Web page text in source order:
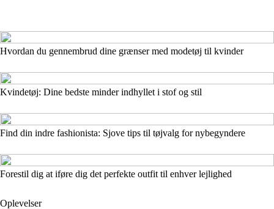
Hvordan du gennembrud dine grænser med modetøj til kvinder
Kvindetøj: Dine bedste minder indhyllet i stof og stil
Find din indre fashionista: Sjove tips til tøjvalg for nybegyndere
Forestil dig at iføre dig det perfekte outfit til enhver lejlighed
Oplevelser